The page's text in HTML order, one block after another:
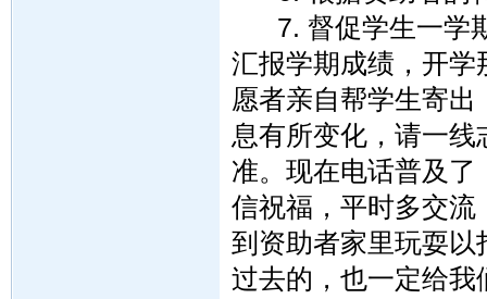
7. 督促学生一学期
汇报学期成绩，开学
愿者亲自帮学生寄
息有所变化，请一
准。现在电话普及
信祝福，平时多交流
到资助者家里玩耍
过去的，也一定给我